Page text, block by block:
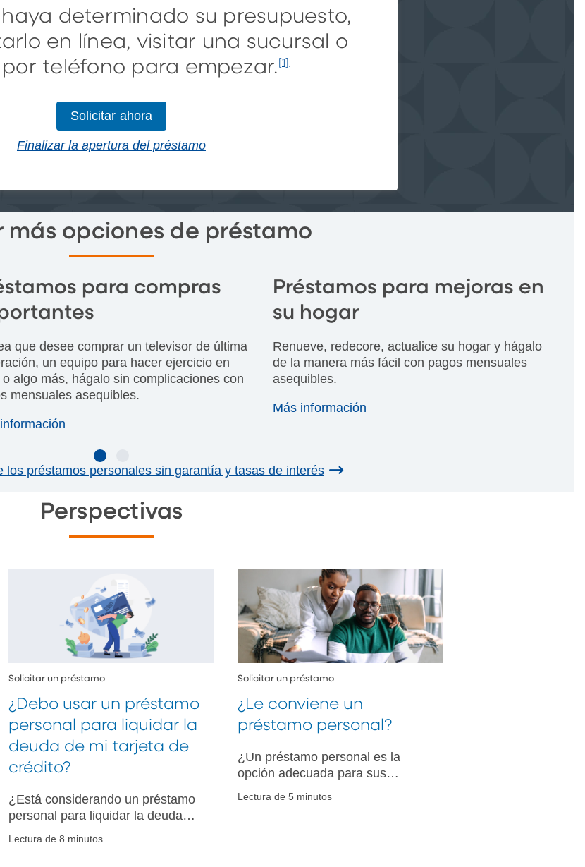
determinado su presupuesto,
en línea, visitar una sucursal o
por teléfono para empezar. [1]
Solicitar ahora
Finalizar la apertura del préstamo
más opciones de préstamo
para compras
que desee comprar un televisor de última
un equipo para hacer ejercicio en
algo más, hágalo sin complicaciones con
mensuales asequibles.
Préstamos para mejoras en
su hogar
Renueve, redecore, actualice su hogar y hágalo
de la manera más fácil con pagos mensuales
asequibles.
Más información
los préstamos personales sin garantía y tasas de interés
Perspectivas
Solicitar un préstamo
¿Debo usar un préstamo
personal para liquidar la
deuda de mi tarjeta de
crédito?
¿Está considerando un préstamo
personal para liquidar la deuda
Lectura de 8 minutos
Solicitar un préstamo
¿Le conviene un
préstamo personal?
¿Un préstamo personal es la
opción adecuada para sus
Lectura de 5 minutos